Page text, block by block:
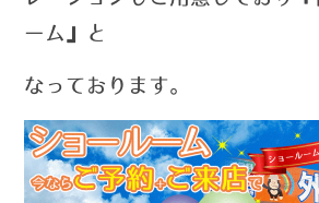
ーム』と
なっております。